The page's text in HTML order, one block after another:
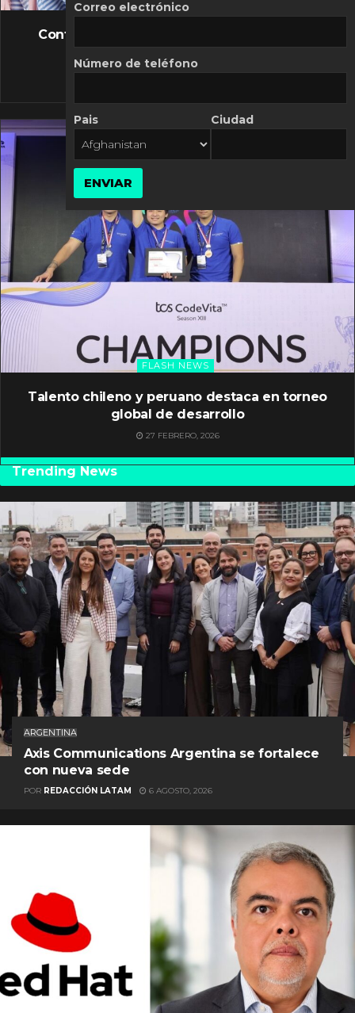
FLASH NEWS
Controversia de Mercado Libre por costos
10 MARZO, 2026
FLASH NEWS
Talento chileno y peruano destaca en torneo
global de desarrollo
27 FEBRERO, 2026
Trending News
ARGENTINA
Axis Communications Argentina se fortalece
con nueva sede
POR REDACCIÓN LATAM 6 AGOSTO, 2026
Correo electrónico
Número de teléfono
Pais Ciudad
ENVIAR